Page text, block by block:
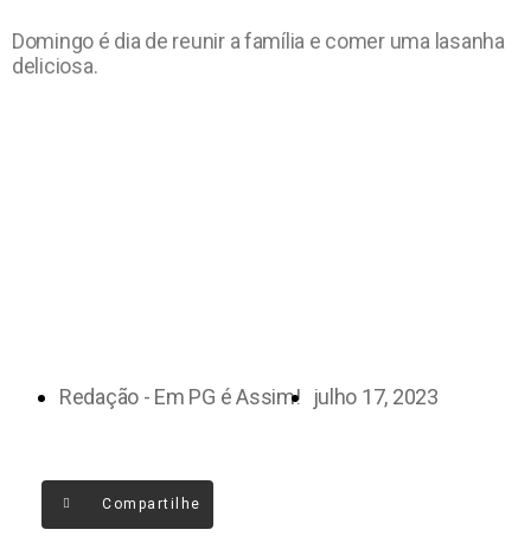
Domingo é dia de reunir a família e comer uma lasanha
deliciosa.
Redação - Em PG é Assim! julho 17, 2023
Compartilhe